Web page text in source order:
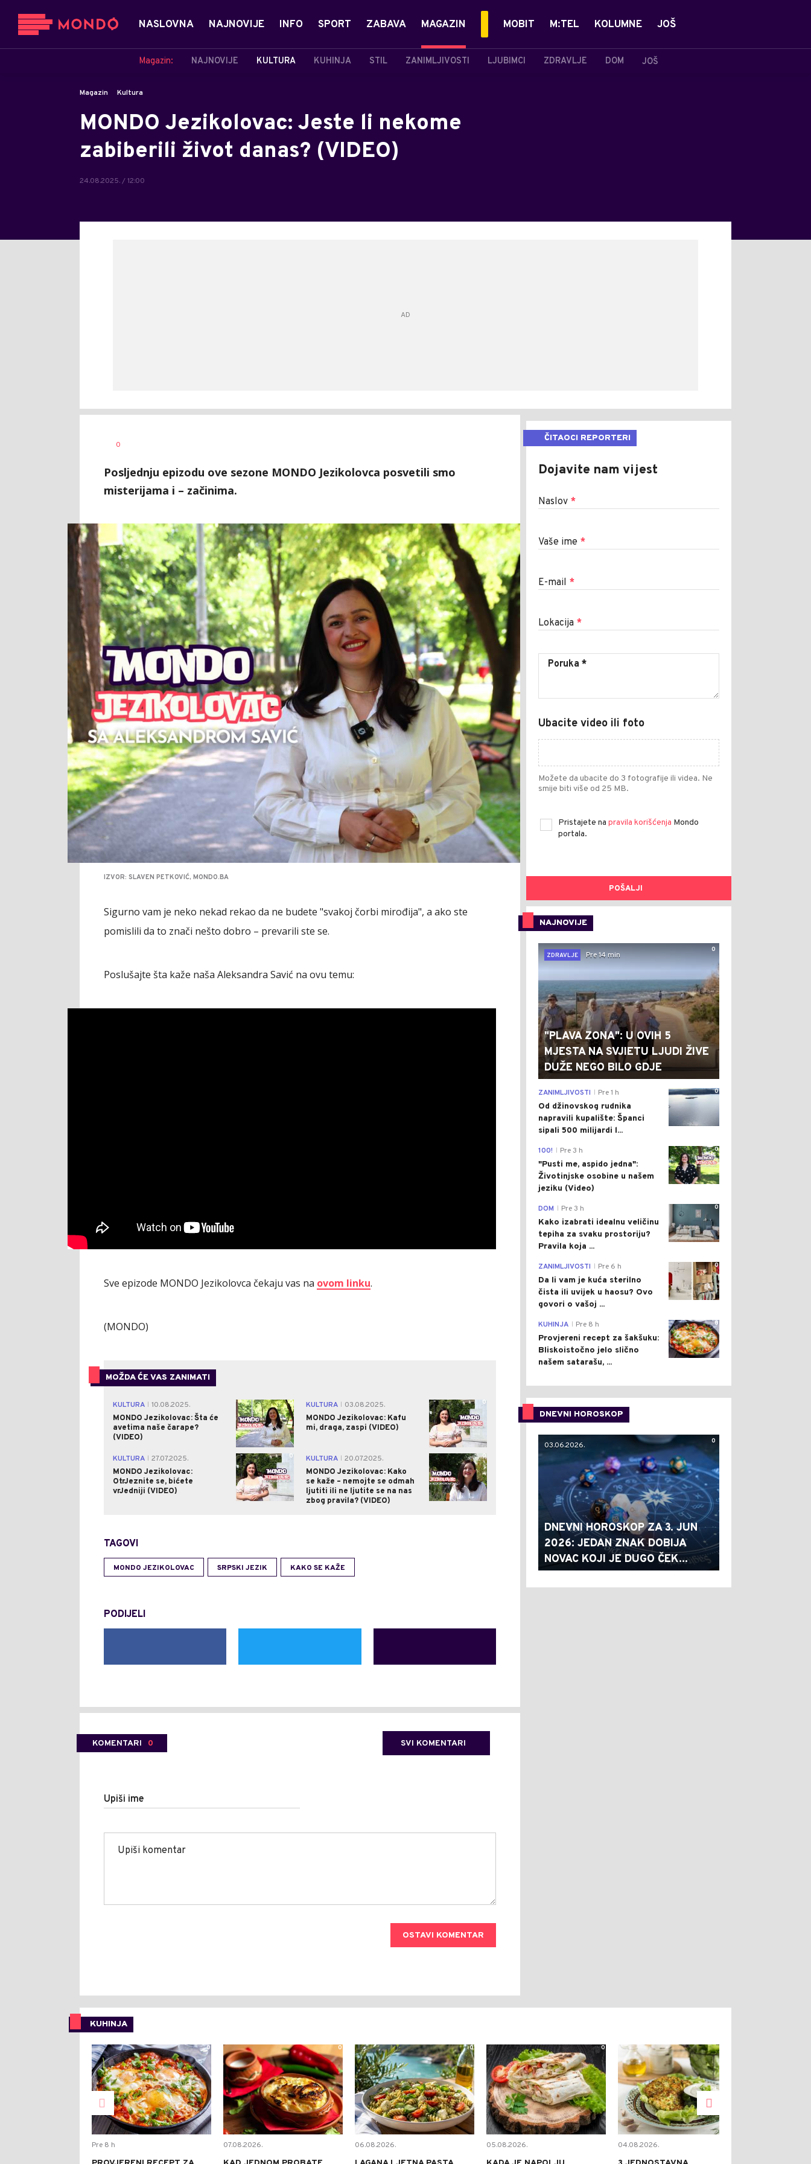
NASLOVNA NAJNOVIJE INFO SPORT ZABAVA MAGAZIN
Magazin: NAJNOVIJE KULTURA KUHINJA STIL ZANIMLJIVOSTI LJUBIMCI ZDRAVLJE DOM JOŠ
MOBIT M:TEL KOLUMNE JOŠ
Magazin Kultura
MONDO Jezikolovac: Jeste li nekome
zabiberili život danas? (VIDEO)
24.08.2025. / 12:00
AUTOR
0
Posljednju epizodu ove sezone MONDO Jezikolovca posvetili smo
misterijama i – začinima.
IZVOR: SLAVEN PETKOVIĆ, MONDO.BA
Sigurno vam je neko nekad rekao da ne budete "svakoj čorbi mirođija", a ako ste
pomislili da to znači nešto dobro – prevarili ste se.
Poslušajte šta kaže naša Aleksandra Savić na ovu temu:
Sve epizode MONDO Jezikolovca čekaju vas na ovom linku.
(MONDO)
MOŽDA ĆE VAS ZANIMATI
KULTURA
10.08.2025.
MONDO Jezikolovac: Šta će
avetima naše čarape?
(VIDEO)
0 KULTURA
03.08.2025.
MONDO Jezikolovac: Kafu
mi, draga, zaspi (VIDEO)
0
KULTURA
27.07.2025.
MONDO Jezikolovac:
OtrJeznite se, bićete
vrJedniji (VIDEO)
0 KULTURA
20.07.2025.
MONDO Jezikolovac: Kako
se kaže – nemojte se odmah
ljutiti ili ne ljutite se na nas
zbog pravila? (VIDEO)
0
TAGOVI
MONDO JEZIKOLOVAC SRPSKI JEZIK KAKO SE KAŽE
PODIJELI
KOMENTARI 0 SVI KOMENTARI
Upiši ime
OSTAVI KOMENTAR
ČITAOCI REPORTERI
Dojavite nam vijest
Naslov *
Vaše ime *
E-mail *
Lokacija *
Ubacite video ili foto
Možete da ubacite do 3 fotografije ili videa. Ne
smije biti više od 25 MB.
Pristajete na pravila korišćenja Mondo
portala.
POŠALJI
NAJNOVIJE
0
ZDRAVLJE
Pre 14 min
"PLAVA ZONA": U OVIH 5
MJESTA NA SVJIETU LJUDI ŽIVE
DUŽE NEGO BILO GDJE
0
ZANIMLJIVOSTI Pre 1 h
Od džinovskog rudnika
napravili kupalište: Španci
sipali 500 milijardi l...
0
100! Pre 3 h
"Pusti me, aspido jedna":
Životinjske osobine u našem
jeziku (Video)
0
DOM Pre 3 h
Kako izabrati idealnu veličinu
tepiha za svaku prostoriju?
Pravila koja ...
0
ZANIMLJIVOSTI Pre 6 h
Da li vam je kuća sterilno
čista ili uvijek u haosu? Ovo
govori o vašoj ...
0
KUHINJA Pre 8 h
Provjereni recept za šakšuku:
Bliskoistočno jelo slično
našem satarašu, ...
DNEVNI HOROSKOP
0
03.06.2026.
DNEVNI HOROSKOP ZA 3. JUN
2026: JEDAN ZNAK DOBIJA
NOVAC KOJI JE DUGO ČEK...
KUHINJA
0
Pre 8 h
0
07.08.2026.
0
06.08.2026.
0
05.08.2026. 04.08.2026.